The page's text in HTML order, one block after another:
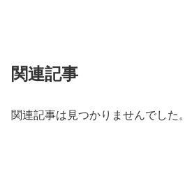
関連記事
関連記事は見つかりませんでした。